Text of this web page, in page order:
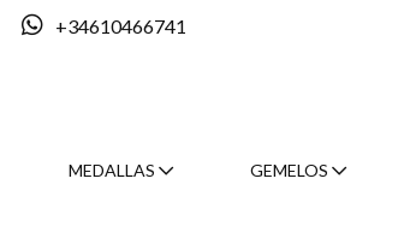
+34610466741
MEDALLAS GEMELOS